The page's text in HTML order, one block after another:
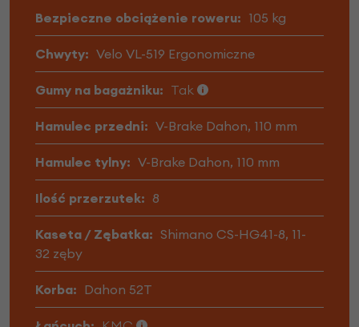
Bezpieczne obciążenie roweru: 105 kg
Chwyty: Velo VL-519 Ergonomiczne
Gumy na bagażniku: Tak
Hamulec przedni: V-Brake Dahon, 110 mm
Hamulec tylny: V-Brake Dahon, 110 mm
Ilość przerzutek: 8
Kaseta / Zębatka: Shimano CS-HG41-8, 11-
32 zęby
Korba: Dahon 52T